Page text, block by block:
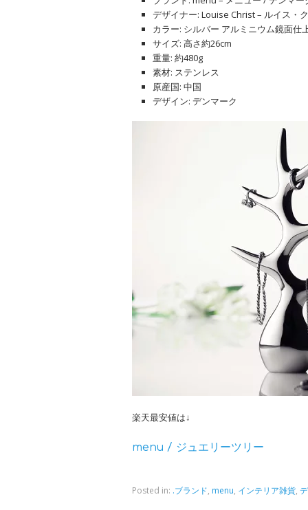
デザイナー: Louise Christ – ルイス・
カラー: シルバー アルミニウム鏡面仕
サイズ: 高さ約26cm
重量: 約480g
素材: ステンレス
原産国: 中国
デザイン: デンマーク
楽天最安値は↓
menu / ジュエリーツリー
Posted in: .ブランド, menu, インテリア雑貨,